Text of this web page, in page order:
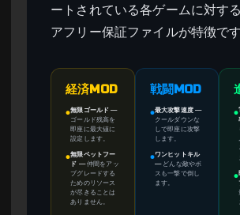
ートされている各ゲームに対す
アフリー保証ファイルが特徴です
経済MOD
●無限ゴールド —
ゴールド残高を
即座に最大値に
設定します。
●無限ペットフー
ド —仲間をアッ
プグレードする
ためのリソース
が尽きることは
ありません。
戦闘MOD
●最大攻撃速度—
クールダウンな
しで即座に攻撃
します。
●ワンヒットキル
— どんな敵やボ
スも一撃で倒し
ます。
●
●